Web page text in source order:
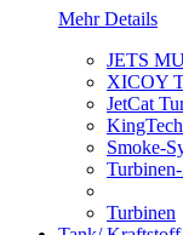
Mehr Details
JETS
XICOY
JetCat
Smoke-
Turbinen